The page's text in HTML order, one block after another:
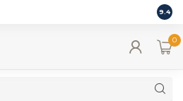
9.4
0